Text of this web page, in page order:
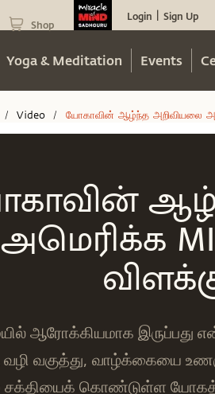
Shop
Login Sign Up
Yoga & Meditation Events
அமெரிக்க
ஆரோக்கியமாக இருப்பது
வழி வகுத்து, வாழ்க்கையை
சக்தியைக் கொண்டுள்ள
/ Video / யோகாவின் ஆழ்ந்த அறிவியலை